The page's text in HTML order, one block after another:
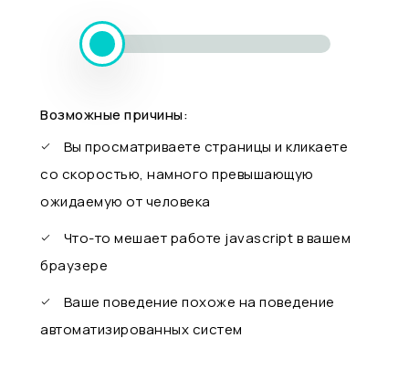
Возможные причины:
Вы просматриваете страницы и кликаете
со скоростью, намного превышающую
ожидаемую от человека
Что-то мешает работе javascript в вашем
браузере
Ваше поведение похоже на поведение
автоматизированных систем